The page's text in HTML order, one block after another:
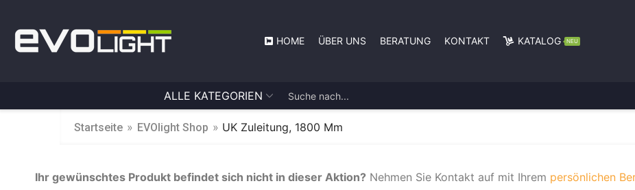
HOME ÜBER UNS BERATUNG KONTAKT KATALOG NEU
ALLE KATEGORIEN
Startseite » EVOlight Shop » UK Zuleitung, 1800 Mm
Ihr gewünschtes Produkt befindet sich nicht in dieser Aktion?Nehmen Sie Kontakt auf mit Ihrem persönlichen